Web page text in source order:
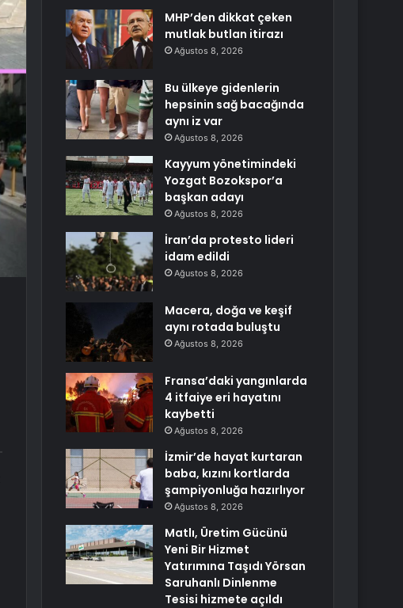
MHP’den dikkat çeken
mutlak butlan itirazı
Ağustos 8, 2026
Bu ülkeye gidenlerin
hepsinin sağ bacağında
aynı iz var
Ağustos 8, 2026
Kayyum yönetimindeki
Yozgat Bozokspor’a
başkan adayı
Ağustos 8, 2026
İran’da protesto lideri
idam edildi
Ağustos 8, 2026
Macera, doğa ve keşif
aynı rotada buluştu
Ağustos 8, 2026
Fransa’daki yangınlarda
4 itfaiye eri hayatını
kaybetti
Ağustos 8, 2026
İzmir’de hayat kurtaran
baba, kızını kortlarda
şampiyonluğa hazırlıyor
Ağustos 8, 2026
Matlı, Üretim Gücünü
Yeni Bir Hizmet
Yatırımına Taşıdı Yörsan
Saruhanlı Dinlenme
Tesisi hizmete açıldı